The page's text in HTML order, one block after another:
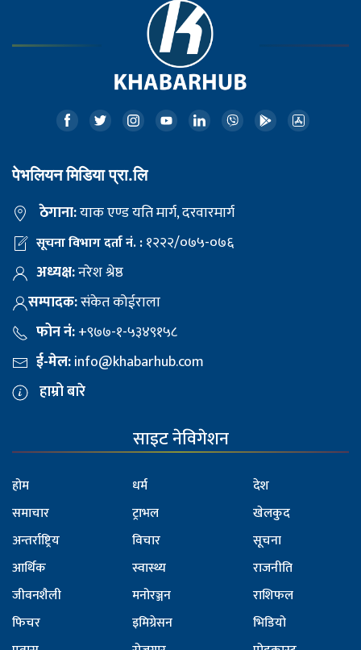
पेभलियन मिडिया प्रा.लि
ठेगाना:याक एण्ड यति मार्ग, दरवारमार्ग
सूचना विभाग दर्ता नं. :१२२२/०७५-०७६
अध्यक्ष:नरेश श्रेष्ठ
सम्पादक:संकेत कोईराला
फोन नं:+९७७-१-५३४९१५८
ई-मेल:info@khabarhub.com
हाम्रो बारे
साइट नेविगेशन
होम
समाचार
अन्तर्राष्ट्रिय
आर्थिक
जीवनशैली
फिचर
धर्म
ट्राभल
विचार
स्वास्थ्य
मनोरञ्जन
इमिग्रेसन
देश
खेलकुद
सूचना
राजनीति
राशिफल
भिडियो